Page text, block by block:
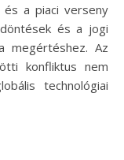
és a piaci verseny
és a jogi
megértéshez. Az
konfliktus nem
technológiai